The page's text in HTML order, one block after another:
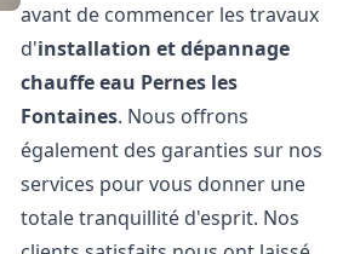
avant de commencer les travaux
d'installation et dépannage
chauffe eau Pernes les
Fontaines. Nous offrons
également des garanties sur nos
services pour vous donner une
totale tranquillité d'esprit. Nos